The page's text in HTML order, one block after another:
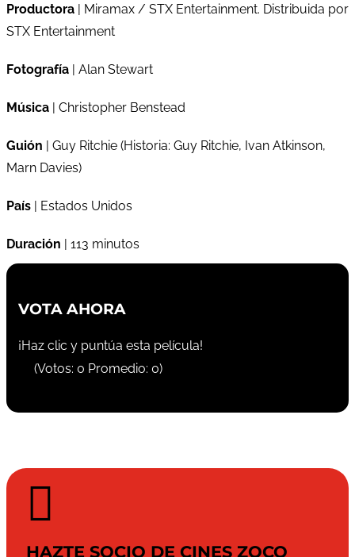
Productora | Miramax / STX Entertainment. Distribuida por
STX Entertainment
Fotografía | Alan Stewart
Música | Christopher Benstead
Guión | Guy Ritchie (Historia: Guy Ritchie, Ivan Atkinson,
Marn Davies)
País | Estados Unidos
Duración | 113 minutos
VOTA AHORA
¡Haz clic y puntúa esta película!
(Votos: 0 Promedio: 0)

HAZTE SOCIO DE CINES ZOCO